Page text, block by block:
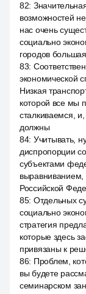
82:
возможностей
нас очень
социально
городов
83:
экономической
Низкая
которой все мы
сталкиваемся,
должны
84: Учитывать,
диспропорции
субъектами
выравниванием,
Российской
85: Отдельных
социально
стратегия
которые здесь
привязаны к
86: Проблем,
вы будете
семинарском